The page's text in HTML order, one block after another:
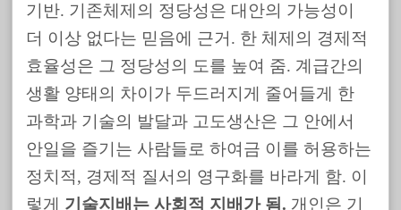
기반. 기존체제의 정당성은 대안의 가능성이
더 이상 없다는 믿음에 근거. 한 체제의 경제적
효율성은 그 정당성의 도를 높여 줌. 계급간의
생활 양태의 차이가 두드러지게 줄어들게 한
과학과 기술의 발달과 고도생산은 그 안에서
안일을 즐기는 사람들로 하여금 이를 허용하는
정치적, 경제적 질서의 영구화를 바라게 함. 이
렇게 기술지배는 사회적 지배가 됨. 개인은 기